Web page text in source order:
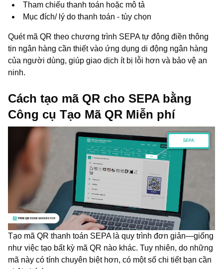
Tham chiếu thanh toán hoặc mô tả
Mục đích/ lý do thanh toán - tùy chọn
Quét mã QR theo chương trình SEPA tự động điền thông
tin ngân hàng cần thiết vào ứng dụng di động ngân hàng
của người dùng, giúp giao dịch ít bị lỗi hơn và bảo vệ an
ninh.
Cách tạo mã QR cho SEPA bằng
Công cụ Tạo Mã QR Miễn phí
Tạo mã QR thanh toán SEPA là quy trình đơn giản—giống
như việc tạo bất kỳ mã QR nào khác. Tuy nhiên, do những
mã này có tính chuyên biệt hơn, có một số chi tiết bạn cần